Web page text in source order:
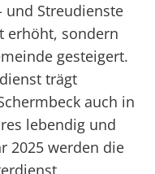
und Streudienste
erhöht, sondern
gesteigert.
trägt
auch in
lebendig und
2025 werden die